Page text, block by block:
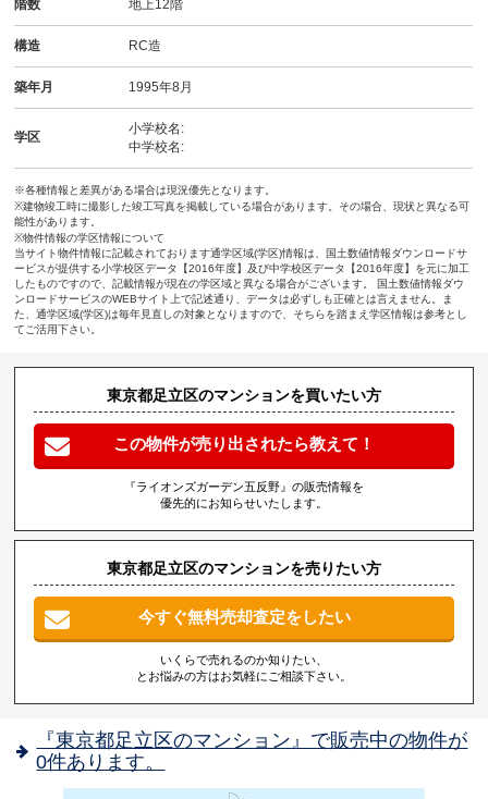
階数 地上12階
構造 RC造
築年月 1995年8月
学区
小学校名:
中学校名:
※各種情報と差異がある場合は現況優先となります。
※建物竣工時に撮影した竣工写真を掲載している場合があります。その場合、現状と異なる可
能性があります。
※物件情報の学区情報について
当サイト物件情報に記載されております通学区域(学区)情報は、国土数値情報ダウンロードサ
ービスが提供する小学校区データ【2016年度】及び中学校区データ【2016年度】を元に加工
したものですので、記載情報が現在の学区域と異なる場合がございます。 国土数値情報ダウ
ンロードサービスのWEBサイト上で記述通り、データは必ずしも正確とは言えません。ま
た、通学区域(学区)は毎年見直しの対象となりますので、そちらを踏まえ学区情報は参考とし
てご活用下さい。
東京都足立区のマンションを買いたい方
この物件が売り出されたら教えて！
『ライオンズガーデン五反野』の販売情報を
優先的にお知らせいたします。
東京都足立区のマンションを売りたい方
今すぐ無料売却査定をしたい
いくらで売れるのか知りたい、
とお悩みの方はお気軽にご相談下さい。
『東京都足立区のマンション』で販売中の物件が
0件あります。